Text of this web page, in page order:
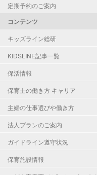
定期予約のご案内
コンテンツ
キッズライン総研
KIDSLINE記事一覧
保活情報
保育士の働き方 キャリア
主婦の仕事選びや働き方
法人プランのご案内
ガイドライン遵守状況
保育施設情報